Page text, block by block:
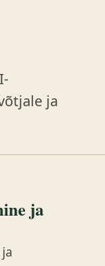
ja
ja